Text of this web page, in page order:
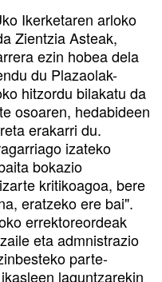
Ikerketaren arloko
Zientzia Asteak,
ezin hobea dela
du Plazaolak-
hitzordu bilakatu da
osoaren, hedabideen
erakarri du.
izateko
bokazio
kritikoagoa, bere
eratzeko ere bai".
errektoreordeak
eta admnistrazio
parte-
laguntzarekin